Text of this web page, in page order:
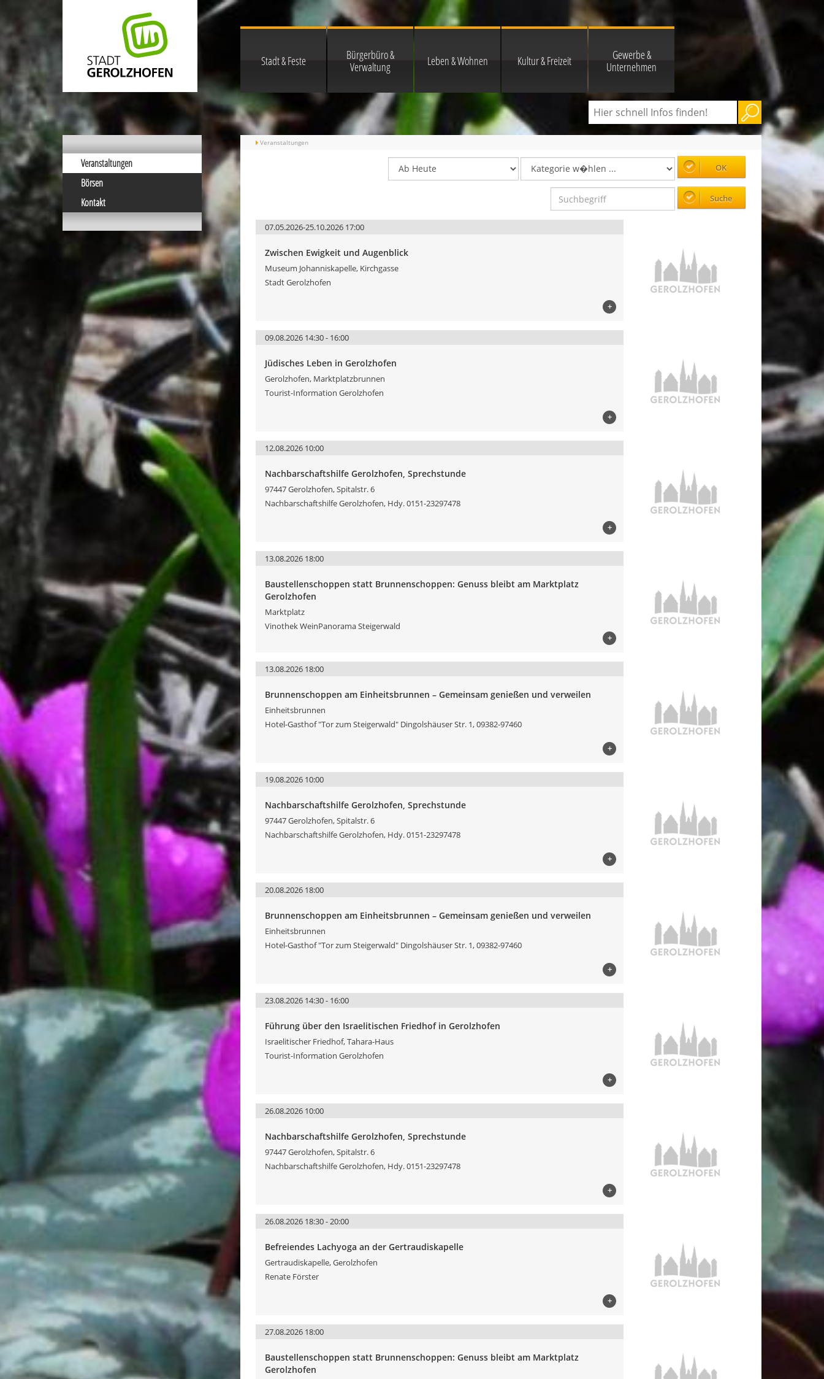
Stadt & Feste
Bürgerbüro &
Verwaltung
Leben & Wohnen Kultur & Freizeit
Gewerbe &
Unternehmen
Veranstaltungen
Börsen
Kontakt
Veranstaltungen
07.05.2026-25.10.2026 17:00
Zwischen Ewigkeit und Augenblick
Museum Johanniskapelle, Kirchgasse
Stadt Gerolzhofen
+
09.08.2026 14:30 - 16:00
Jüdisches Leben in Gerolzhofen
Gerolzhofen, Marktplatzbrunnen
Tourist-Information Gerolzhofen
+
12.08.2026 10:00
Nachbarschaftshilfe Gerolzhofen, Sprechstunde
97447 Gerolzhofen, Spitalstr. 6
Nachbarschaftshilfe Gerolzhofen, Hdy. 0151-23297478
+
13.08.2026 18:00
Baustellenschoppen statt Brunnenschoppen: Genuss bleibt am Marktplatz
Gerolzhofen
Marktplatz
Vinothek WeinPanorama Steigerwald
+
13.08.2026 18:00
Brunnenschoppen am Einheitsbrunnen – Gemeinsam genießen und verweilen
Einheitsbrunnen
Hotel-Gasthof "Tor zum Steigerwald" Dingolshäuser Str. 1, 09382-97460
+
19.08.2026 10:00
Nachbarschaftshilfe Gerolzhofen, Sprechstunde
97447 Gerolzhofen, Spitalstr. 6
Nachbarschaftshilfe Gerolzhofen, Hdy. 0151-23297478
+
20.08.2026 18:00
Brunnenschoppen am Einheitsbrunnen – Gemeinsam genießen und verweilen
Einheitsbrunnen
Hotel-Gasthof "Tor zum Steigerwald" Dingolshäuser Str. 1, 09382-97460
+
23.08.2026 14:30 - 16:00
Führung über den Israelitischen Friedhof in Gerolzhofen
Israelitischer Friedhof, Tahara-Haus
Tourist-Information Gerolzhofen
+
26.08.2026 10:00
Nachbarschaftshilfe Gerolzhofen, Sprechstunde
97447 Gerolzhofen, Spitalstr. 6
Nachbarschaftshilfe Gerolzhofen, Hdy. 0151-23297478
+
26.08.2026 18:30 - 20:00
Befreiendes Lachyoga an der Gertraudiskapelle
Gertraudiskapelle, Gerolzhofen
Renate Förster
+
27.08.2026 18:00
Baustellenschoppen statt Brunnenschoppen: Genuss bleibt am Marktplatz
Gerolzhofen